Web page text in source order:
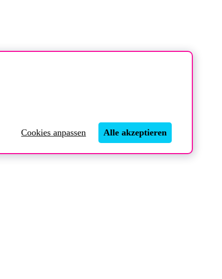
Cookies anpassen Alle akzeptieren